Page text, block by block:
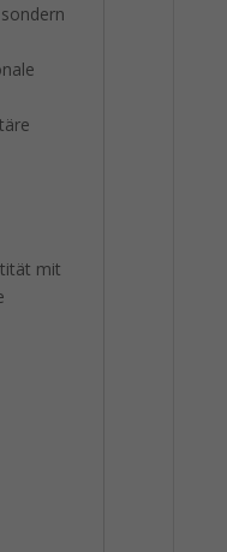
mit